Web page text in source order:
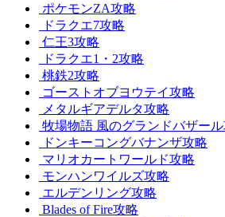
ポケモンZA攻略
ドラクエ7攻略
仁王3攻略
ドラクエ1・2攻略
桃鉄2攻略
ゴーストオブヨウテイ攻略
メタルギアデルタ攻略
牧場物語 風のグランドバザー
ドンキーコングバナンザ攻略
マリオカートワールド攻略
モンハンワイルズ攻略
エルデンリング攻略
Blades of Fire攻略